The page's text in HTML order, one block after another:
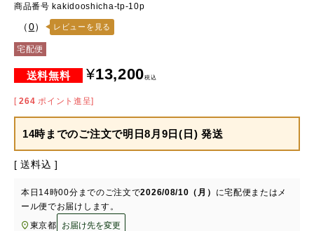
商品番号 kakidooshicha-tp-10p
（0） レビューを見る
宅配便
¥13,200税込
[ 264 ポイント進呈]
14時までのご注文で明日8月9日(日) 発送
送料込
本日 14時00分 までのご注文で2026/08/10（月） に宅配便またはメ
ール便でお届けします。
東京都
お届け先を変更